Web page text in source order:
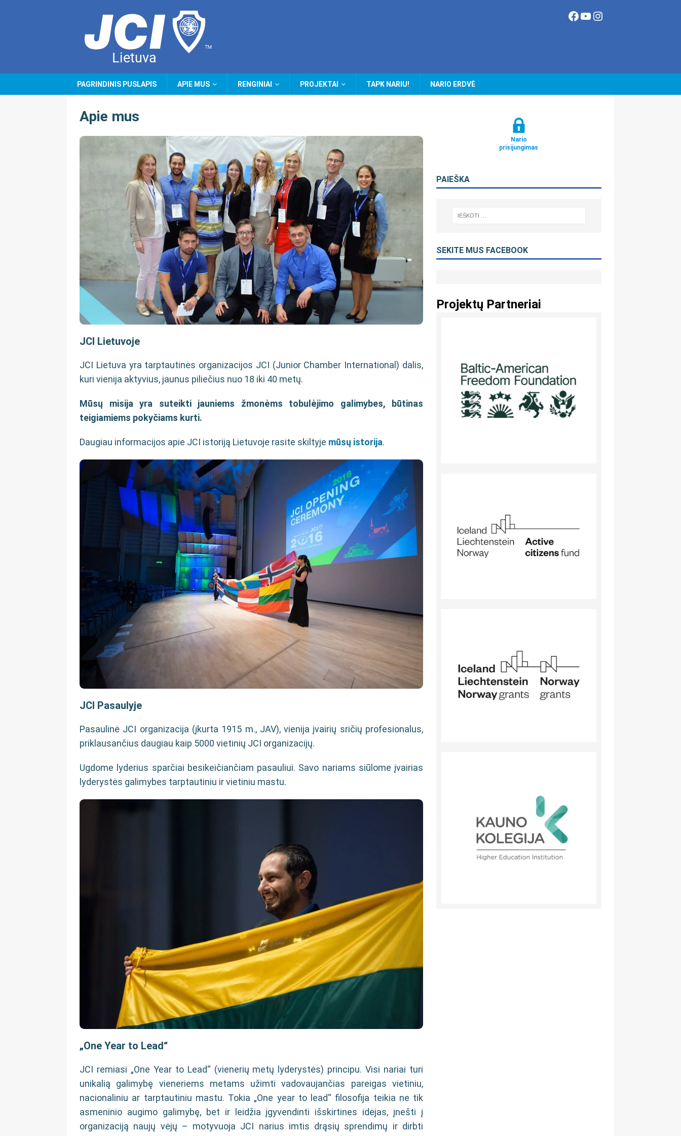
PAGRINDINIS PUSLAPIS APIE MUS RENGINIAI PROJEKTAI TAPK NARIU! NARIO ERDVĖ
Apie mus
JCI Lietuvoje
JCI Lietuva yra tarptautinės organizacijos JCI (Junior Chamber International) dalis,
kuri vienija aktyvius, jaunus piliečius nuo 18 iki 40 metų.
Mūsų misija yra suteikti jauniems žmonėms tobulėjimo galimybes, būtinas
teigiamiems pokyčiams kurti.
Daugiau informacijos apie JCI istoriją Lietuvoje rasite skiltyje mūsų istorija.
JCI Pasaulyje
Pasaulinė JCI organizacija (įkurta 1915 m., JAV), vienija įvairių sričių profesionalus,
priklausančius daugiau kaip 5000 vietinių JCI organizacijų.
Ugdome lyderius sparčiai besikeičiančiam pasauliui. Savo nariams siūlome įvairias
lyderystės galimybes tarptautiniu ir vietiniu mastu.
„One Year to Lead“
JCI remiasi „One Year to Lead“ (vienerių metų lyderystės) principu. Visi nariai turi
unikalią galimybę vieneriems metams užimti vadovaujančias pareigas vietiniu,
nacionaliniu ar tarptautiniu mastu. Tokia „One year to lead“ filosofija teikia ne tik
asmeninio augimo galimybę, bet ir leidžia įgyvendinti išskirtines idėjas, įnešti į
organizaciją naujų vėjų – motyvuoja JCI narius imtis drąsių sprendimų ir dirbti
Nario
prisijungimas
PAIEŠKA
SEKITE MUS FACEBOOK
Projektų Partneriai